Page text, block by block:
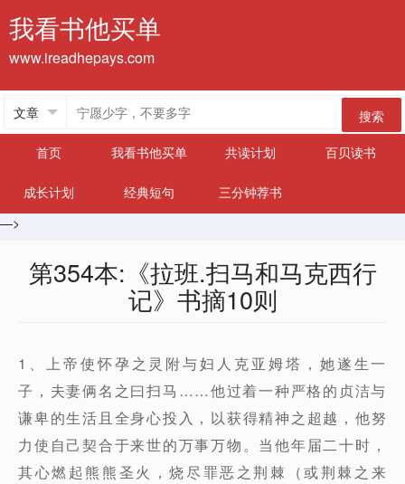
我看书他买单
www.ireadhepays.com
搜索
首页
我看书他买单 共读计划 百贝读书
成长计划 经典短句
三分钟荐书
—>
第354本:《拉班.扫马和马克西行
记》书摘10则
1、上帝使怀孕之灵附与妇人克亚姆塔，她遂生一
子，夫妻俩名之曰扫马……他过着一种严格的贞洁与
谦卑的生活且全身心投入，以获得精神之超越，他努
力使自己契合于来世的万事万物。当他年届二十时，
其心燃起熊熊圣火，烧尽罪恶之荆棘（或荆棘之来